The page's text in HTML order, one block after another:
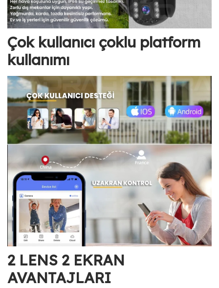
Çok kullanıcı çoklu platform
kullanımı
2 LENS 2 EKRAN
AVANTAJLARI